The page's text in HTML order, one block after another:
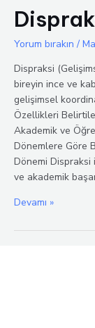
Yorum bırakın /
Dispraksi
bireyin ince ve
gelişimsel
Özellikleri
Akademik ve
Dönemlere Göre
Dönemi Dispraksi
ve akademik
Dispraksi
Devamı »